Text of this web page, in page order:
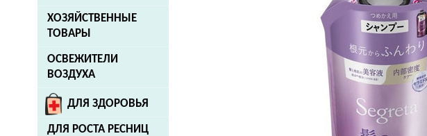
ХОЗЯЙСТВЕННЫЕ
ТОВАРЫ
ОСВЕЖИТЕЛИ
ВОЗДУХА
ДЛЯ ЗДОРОВЬЯ
ДЛЯ РОСТА РЕСНИЦ